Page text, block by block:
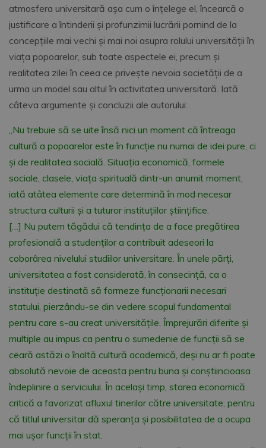
atmosfera universitară așa cum o înțelege el, încearcă o
justificare a întinderii și profunzimii lucrării pornind de la
concepțiile mai vechi și mai noi asupra rolului universității în
viața popoarelor, sub toate aspectele ei, precum și
realitatea zilei în ceea ce privește nevoia societății de a
urma un model sau altul în activitatea universitară. Iată
câteva argumente și concluzii ale autorului:
„Nu trebuie să se uite însă nici un moment că întreaga
cultură a popoarelor este în funcţie nu numai de idei pure, ci
şi de realitatea socială. Situaţia economică, formele
sociale, clasele, viaţa spirituală dintr-un anumit moment,
iată atâtea elemente care determină în mod necesar
structura culturii şi a tuturor instituţiilor ştiinţifice.
[…] Nu putem tăgădui că tendinţa de a face pregătirea
profesională a studenţilor a contribuit adeseori la
coborârea nivelului studiilor universitare. În unele părţi,
universitatea a fost considerată, în consecinţă, ca o
instituţie destinată să formeze funcţionarii necesari
statului, pierzându-se din vedere scopul fundamental
pentru care s-au creat universităţile. Împrejurări diferite şi
multiple au impus ca pentru o sumedenie de funcţii să se
ceară astăzi o înaltă cultură academică, deşi nu ar fi poate
absolută nevoie de aceasta pentru buna şi conştiincioasa
îndeplinire a serviciului. În acelaşi timp, starea economică
critică a favorizat afluxul tinerilor către universitate, pentru
că titlul universitar dă speranţa şi posibilitatea de a ocupa
mai uşor funcţii în stat.